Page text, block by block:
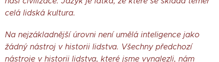
celá lidská kultura.
Na nejzákladnější úrovni není umělá inteligence jako
žádný nástroj v historii lidstva. Všechny předchozí
nástroje v historii lidstva, které jsme vynalezli, nám